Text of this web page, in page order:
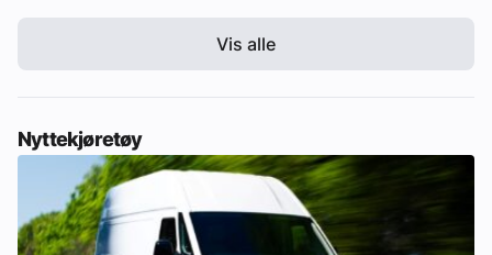
Vis alle
Nyttekjøretøy